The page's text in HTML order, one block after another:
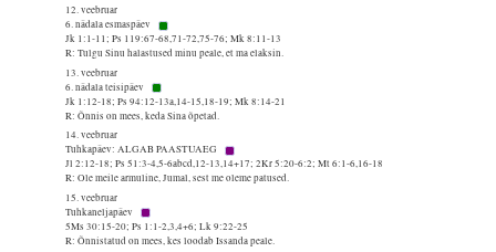
12. veebruar
6. nädala esmaspäev
Jk 1:1-11; Ps 119:67-68,71-72,75-76; Mk 8:11-13
R: Tulgu Sinu halastused minu peale, et ma elaksin.
13. veebruar
6. nädala teisipäev
Jk 1:12-18; Ps 94:12-13a,14-15,18-19; Mk 8:14-21
R: Õnnis on mees, keda Sina õpetad.
14. veebruar
Tuhkapäev: ALGAB PAASTUAEG
Jl 2:12-18; Ps 51:3-4,5-6abcd,12-13,14+17; 2Kr 5:20-6:2; Mt 6:1-6,16-18
R: Ole meile armuline, Jumal, sest me oleme patused.
15. veebruar
Tuhkaneljapäev
5Ms 30:15-20; Ps 1:1-2,3,4+6; Lk 9:22-25
R: Õnnistatud on mees, kes loodab Issanda peale.